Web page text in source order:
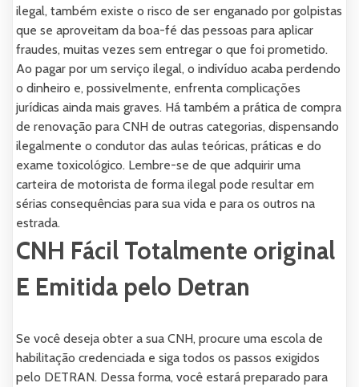
ilegal, também existe o risco de ser enganado por golpistas
que se aproveitam da boa-fé das pessoas para aplicar
fraudes, muitas vezes sem entregar o que foi prometido.
Ao pagar por um serviço ilegal, o indivíduo acaba perdendo
o dinheiro e, possivelmente, enfrenta complicações
jurídicas ainda mais graves. Há também a prática de compra
de renovação para CNH de outras categorias, dispensando
ilegalmente o condutor das aulas teóricas, práticas e do
exame toxicológico. Lembre-se de que adquirir uma
carteira de motorista de forma ilegal pode resultar em
sérias consequências para sua vida e para os outros na
estrada.
CNH Fácil Totalmente original
E Emitida pelo Detran
Se você deseja obter a sua CNH, procure uma escola de
habilitação credenciada e siga todos os passos exigidos
pelo DETRAN. Dessa forma, você estará preparado para